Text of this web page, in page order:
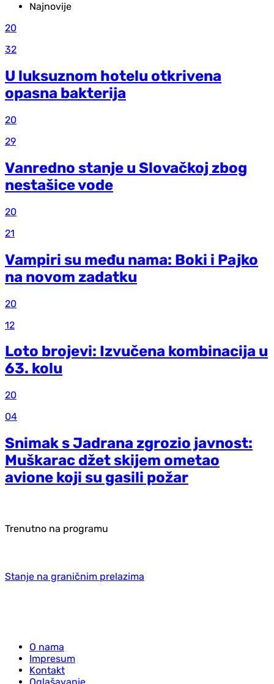
Najnovije
20
32
U luksuznom hotelu otkrivena
opasna bakterija
20
29
Vanredno stanje u Slovačkoj zbog
nestašice vode
20
21
Vampiri su među nama: Boki i Pajko
na novom zadatku
20
12
Loto brojevi: Izvučena kombinacija u
63. kolu
20
04
Snimak s Jadrana zgrozio javnost:
Muškarac džet skijem ometao
avione koji su gasili požar
Trenutno na programu
Stanje na graničnim prelazima
O nama
Impresum
Kontakt